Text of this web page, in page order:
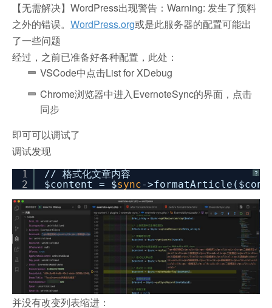
【无需解决】WordPress出现警告：Warning: 发生了预料
之外的错误。 WordPress.org或是此服务器的配置可能出
了一些问题
经过，之前已准备好各种配置，此处：
VSCode中点击List for XDebug
Chrome浏览器中进入EvernoteSync的界面，点击
同步
即可可以调试了
调试发现
?
1
2
// 格式化文章内容
$content = $sync-
并没有改变列表缩进：